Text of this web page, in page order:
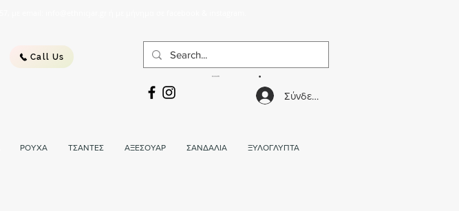
Call Us
Σύνδεση
ΡΟΥΧΑ ΤΣΑΝΤΕΣ ΑΞΕΣΟΥΑΡ ΣΑΝΔΑΛΙΑ ΞΥΛΟΓΛΥΠΤΑ